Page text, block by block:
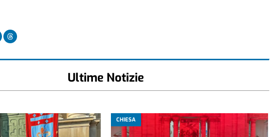
Ultime Notizie
CHIESA